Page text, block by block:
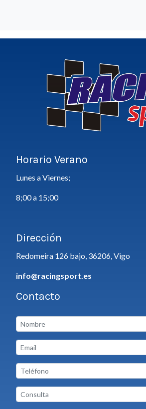
Horario Verano
Lunes a Viernes;
8;00 a 15;00
Dirección
Redomeira 126 bajo, 36206, Vigo
info@racingsport.es
Contacto